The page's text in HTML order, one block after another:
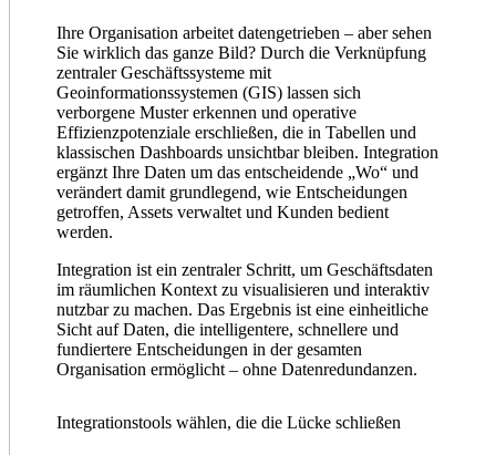
Ihre Organisation arbeitet datengetrieben – aber sehen
Sie wirklich das ganze Bild? Durch die Verknüpfung
zentraler Geschäftssysteme mit
Geoinformationssystemen (GIS) lassen sich
verborgene Muster erkennen und operative
Effizienzpotenziale erschließen, die in Tabellen und
klassischen Dashboards unsichtbar bleiben. Integration
ergänzt Ihre Daten um das entscheidende „Wo“ und
verändert damit grundlegend, wie Entscheidungen
getroffen, Assets verwaltet und Kunden bedient
werden.
Integration ist ein zentraler Schritt, um Geschäftsdaten
im räumlichen Kontext zu visualisieren und interaktiv
nutzbar zu machen. Das Ergebnis ist eine einheitliche
Sicht auf Daten, die intelligentere, schnellere und
fundiertere Entscheidungen in der gesamten
Organisation ermöglicht – ohne Datenredundanzen.
Integrationstools wählen, die die Lücke schließen